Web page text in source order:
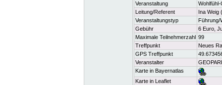
Veranstaltung
Leitung/Referent
Ina Weig
Veranstaltungstyp
Führung/
Gebühr
6 Euro,
Maximale Teilnehmerzahl 99
Treffpunkt
Neues
GPS Treffpunkt
Veranstalter
Karte in Bayernatlas
Karte in Leaflet